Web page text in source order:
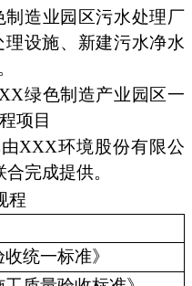
造业园区污水处理厂
设施、新建污水净水
绿色制造产业园区一
项目
XXX环境股份有限公
完成提供。
程
统一标准》